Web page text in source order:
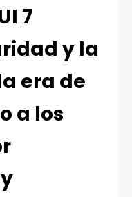
7
y la
era de
a los